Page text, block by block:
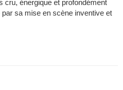
cru, énergique et profondément
sa mise en scène inventive et